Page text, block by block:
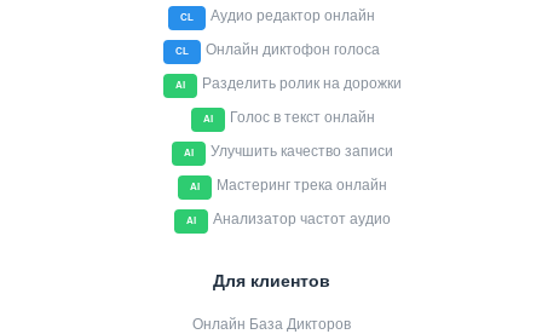
CL Аудио редактор онлайн
CL Онлайн диктофон голоса
AI Разделить ролик на дорожки
AI Голос в текст онлайн
AI Улучшить качество записи
AI Мастеринг трека онлайн
AI Анализатор частот аудио
Для клиентов
Онлайн База Дикторов